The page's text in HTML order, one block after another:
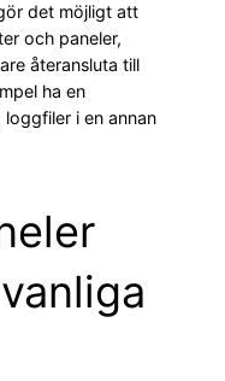
det möjligt att
och paneler,
återansluta till
ha en
i en annan